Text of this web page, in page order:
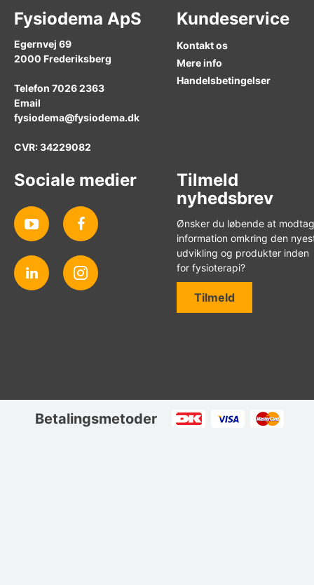
Fysiodema ApS
Egernvej 69
2000 Frederiksberg
Telefon 7026 2363
Email
fysiodema@fysiodema.dk
CVR: 34229082
Kundeservice
Kontakt os
Mere info
Handelsbetingelser
Sociale medier
Tilmeld
nyhedsbrev
Ønsker du løbende at
information omkring den
udvikling og produkter inden
for fysioterapi?
Tilmeld
Betalingsmetoder